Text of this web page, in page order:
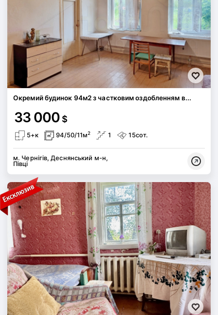
Окремий будинок 94м2 з частковим оздобленням в...
33 000 $
5+к 94/50/11м2 1 15сот.
м. Чернігів, Деснянський м-н,
Півці